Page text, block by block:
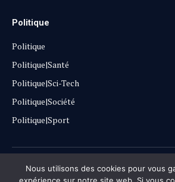
Politique
Politique
Politique|Santé
Politique|Sci-Tech
Politique|Société
Politique|Sport
Copyright © 2025
Nous utilisons des cookies pour vous